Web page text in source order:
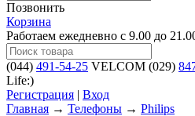
Позвонить
Корзина
Работаем ежедневно с 9.00 до
(044) 491-54-25 VELCOM (029)
Life:)
Регистрация | Вход
Главная → Телефоны → Philips